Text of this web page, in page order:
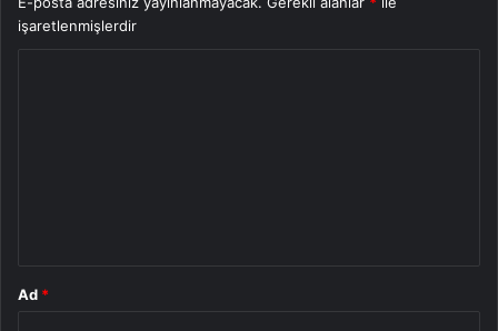
işaretlenmişlerdir
Ad *